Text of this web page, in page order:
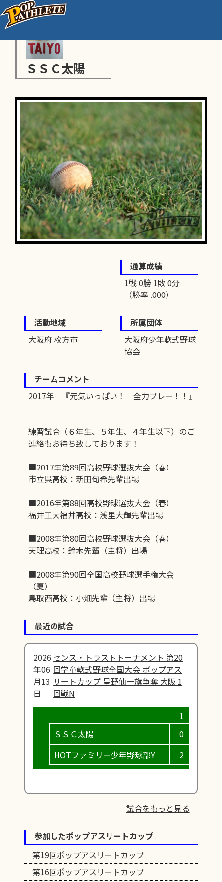
ＳＳＣ太陽
通算成績
1戦 0勝 1敗 0分
（勝率 .000）
活動地域
大阪府 枚方市
所属団体
大阪府少年軟式野球
協会
チームコメント
2017年 『元気いっぱい！ 全力プレー！！』
練習試合（６年生、５年生、４年生以下）のご
連絡もお待ち致しております！
■2017年第89回高校野球選抜大会（春）
市立呉高校：新田旬希先輩出場
■2016年第88回高校野球選抜大会（春）
福井工大福井高校：浅里大輝先輩出場
■2008年第80回高校野球選抜大会（春）
天理高校：鈴木先輩（主将）出場
■2008年第90回全国高校野球選手権大会
（夏）
鳥取西高校：小畑先輩（主将）出場
最近の試合
2026
年06
月13
日
センス・トラストトーナメント 第20
回学童軟式野球全国大会 ポップアス
リートカップ 星野仙一旗争奪 大阪 1
回戦N
ＳＳＣ太陽
HOTファミリー少年野球部Y
0
2
試合をもっと見る
参加したポップアスリートカップ
第19回ポップアスリートカップ
第16回ポップアスリートカップ